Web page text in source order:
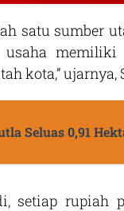
satu sumber
memiliki
kota,” ujarnya,
Seluas 0,91
setiap rupiah